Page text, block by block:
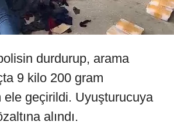
durdurup, arama
9 kilo 200 gram
ele geçirildi. Uyuşturucuya
alındı.